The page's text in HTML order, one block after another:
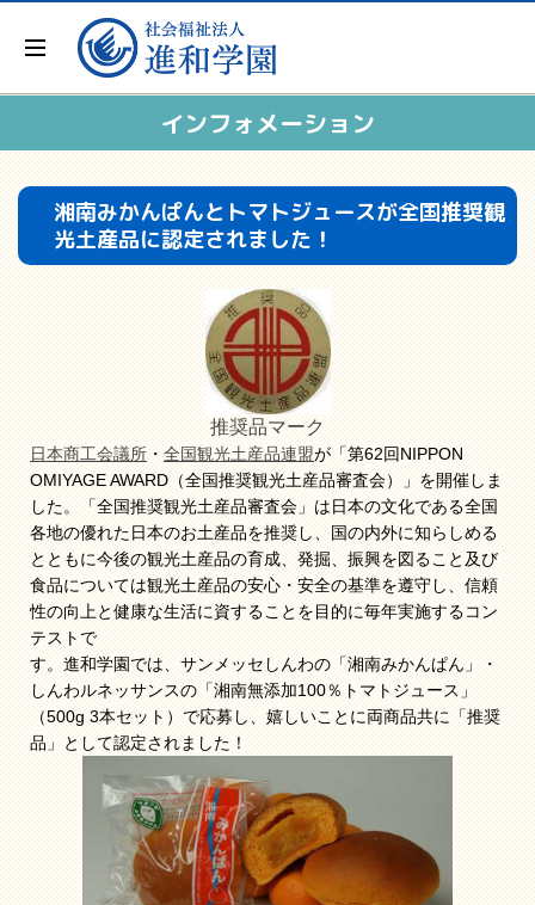
インフォメーション
湘南みかんぱんとトマトジュースが全国推奨観
光土産品に認定されました！
推奨品マーク
日本商工会議所・全国観光土産品連盟が「第62回NIPPON
OMIYAGE AWARD（全国推奨観光土産品審査会）」を開催しま
した。「全国推奨観光土産品審査会」は日本の文化である全国
各地の優れた日本のお土産品を推奨し、国の内外に知らしめる
とともに今後の観光土産品の育成、発掘、振興を図ること及び
食品については観光土産品の安心・安全の基準を遵守し、信頼
性の向上と健康な生活に資することを目的に毎年実施するコン
テストで
す。進和学園では、サンメッセしんわの「湘南みかんぱん」・
しんわルネッサンスの「湘南無添加100％トマトジュース」
（500g 3本セット）で応募し、嬉しいことに両商品共に「推奨
品」として認定されました！